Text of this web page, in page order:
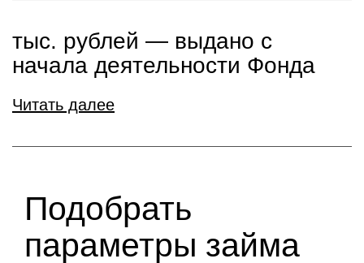
тыс. рублей ― выдано с
начала деятельности Фонда
Читать далее
Подобрать
параметры займа